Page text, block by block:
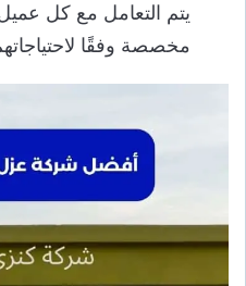
يتم التعامل مع كل
مخصصة وفقًا